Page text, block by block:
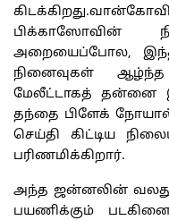
பிக்காஸோவின்
அறையைப்போல, இந்த
நினைவுகள்
மேலீட்டாகத் தன்னை
தந்தை பிளேக் நோயால்
செய்தி கிட்டிய
பரிணமிக்கிறார்.
அந்த ஜன்னலின்
பயணிக்கும்